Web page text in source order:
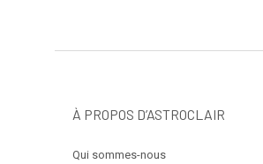
À PROPOS D’ASTROCLAIR
Qui sommes-nous